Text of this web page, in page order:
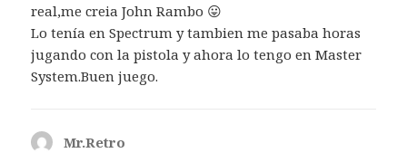
real,me creia John Rambo 😛
Lo tenía en Spectrum y tambien me pasaba horas
jugando con la pistola y ahora lo tengo en Master
System.Buen juego.
Mr.Retro